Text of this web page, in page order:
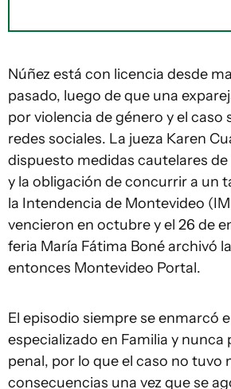
Núñez está con licencia desde
pasado, luego de que una
por violencia de género y el caso
redes sociales. La jueza Karen
dispuesto medidas cautelares
y la obligación de concurrir a un
la Intendencia de Montevideo
vencieron en octubre y el 26 de
feria María Fátima Boné archivó
entonces Montevideo Portal.
El episodio siempre se enmarcó
especializado en Familia y nunca
penal, por lo que el caso no tuvo
consecuencias una vez que se